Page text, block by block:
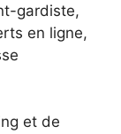
gardiste,
en ligne,
et de